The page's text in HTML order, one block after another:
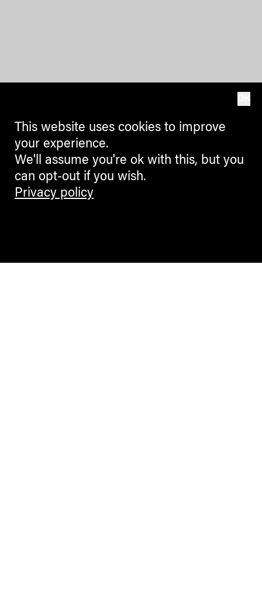
This website uses cookies to improve
your experience.
We'll assume you're ok with this, but you
can opt-out if you wish.
Privacy policy